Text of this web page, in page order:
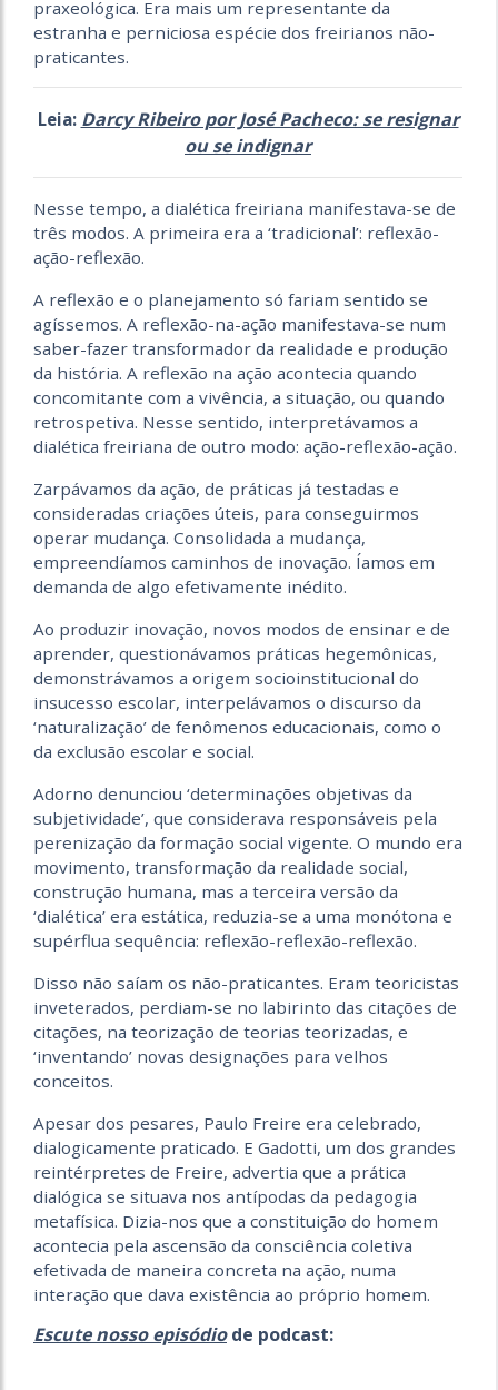
praxeológica. Era mais um representante da
estranha e perniciosa espécie dos freirianos não-
praticantes.
Leia: Darcy Ribeiro por José Pacheco: se resignar
ou se indignar
Nesse tempo, a dialética freiriana manifestava-se de
três modos. A primeira era a ‘tradicional’: reflexão-
ação-reflexão.
A reflexão e o planejamento só fariam sentido se
agíssemos. A reflexão-na-ação manifestava-se num
saber-fazer transformador da realidade e produção
da história. A reflexão na ação acontecia quando
concomitante com a vivência, a situação, ou quando
retrospetiva. Nesse sentido, interpretávamos a
dialética freiriana de outro modo: ação-reflexão-ação.
Zarpávamos da ação, de práticas já testadas e
consideradas criações úteis, para conseguirmos
operar mudança. Consolidada a mudança,
empreendíamos caminhos de inovação. Íamos em
demanda de algo efetivamente inédito.
Ao produzir inovação, novos modos de ensinar e de
aprender, questionávamos práticas hegemônicas,
demonstrávamos a origem socioinstitucional do
insucesso escolar, interpelávamos o discurso da
‘naturalização’ de fenômenos educacionais, como o
da exclusão escolar e social.
Adorno denunciou ‘determinações objetivas da
subje­tividade’, que considerava responsáveis pela
perenização da formação social vigente. O mundo era
movimento, transformação da realidade social,
construção humana, mas a terceira versão da
‘dialética’ era estática, reduzia-se a uma monótona e
supérflua sequência: reflexão-reflexão-reflexão.
Disso não saíam os não-praticantes. Eram teoricistas
inveterados, perdiam-se no labirinto das citações de
citações, na teorização de teorias teorizadas, e
‘inventando’ novas designações para velhos
conceitos.
Apesar dos pesares, Paulo Freire era celebrado,
dialogicamente praticado. E Gadotti, um dos grandes
reintérpretes de Freire, advertia que a prática
dialógica se situava nos antípodas da pedagogia
metafísica. Dizia-nos que a constituição do homem
acontecia pela ascensão da consciência coletiva
efetivada de maneira concreta na ação, numa
interação que dava existência ao próprio homem.
Escute nosso episódiode podcast: